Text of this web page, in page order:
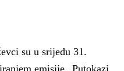
su u srijedu 31.
emisije „Putokazi